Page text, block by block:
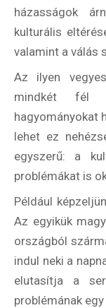
házasságok
kulturális
valamint a válás
Az ilyen
mindkét fél
hagyományokat
lehet ez
egyszerű: a
problémákat is
Például
Az egyikük
országból
indul neki a
elutasítja a
problémának